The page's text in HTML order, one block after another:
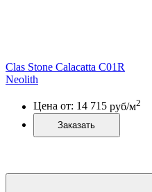
Clas Stone Calacatta C01R
Neolith
Цена от: 14 715 руб/м2
Заказать